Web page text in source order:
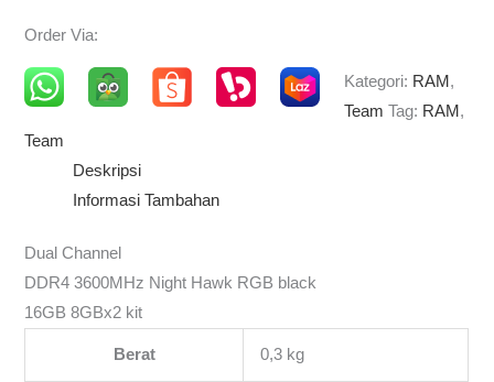
Order Via:
Kategori: RAM,
Team Tag: RAM,
Team
Deskripsi
Informasi Tambahan
Dual Channel
DDR4 3600MHz Night Hawk RGB black
16GB 8GBx2 kit
Berat 0,3 kg